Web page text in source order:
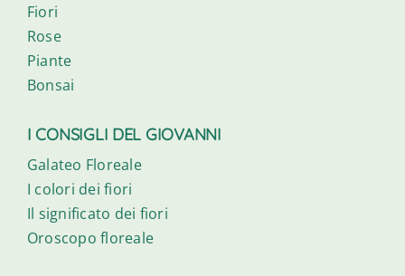
Fiori
Rose
Piante
Bonsai
I CONSIGLI DEL GIOVANNI
Galateo Floreale
I colori dei fiori
Il significato dei fiori
Oroscopo floreale